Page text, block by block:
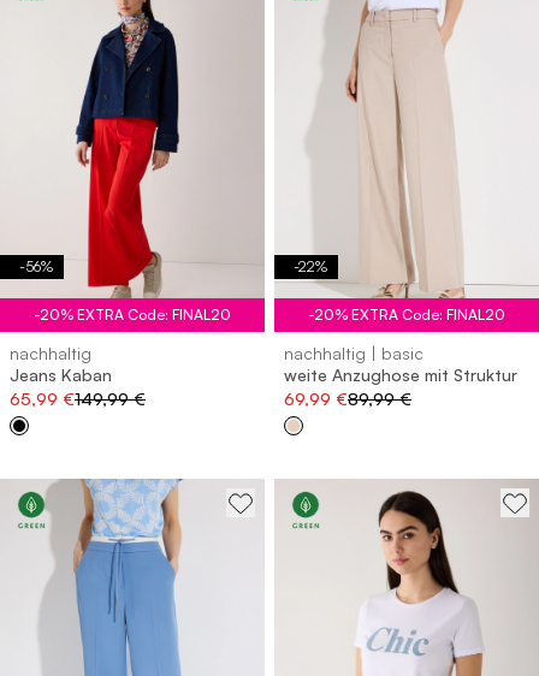
-56%
-20% EXTRA Code: FINAL20
nachhaltig
Jeans Kaban
65,99 €149,99 €
-22%
-20% EXTRA Code: FINAL20
nachhaltig | basic
weite Anzughose mit Struktur
69,99 €89,99 €